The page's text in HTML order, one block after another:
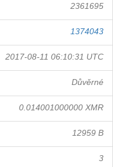
2361695
1374043
2017-08-11 06:10:31 UTC
Důvěrné
0.014001000000 XMR
12959 B
3